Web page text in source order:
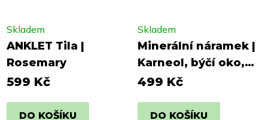
ANKLET Tila |
Rosemary
Skladem
599 Kč
DO KOŠÍKU
Minerální náramek |
Karneol, býčí oko,
jaspis
Skladem
499 Kč
DO KOŠÍKU